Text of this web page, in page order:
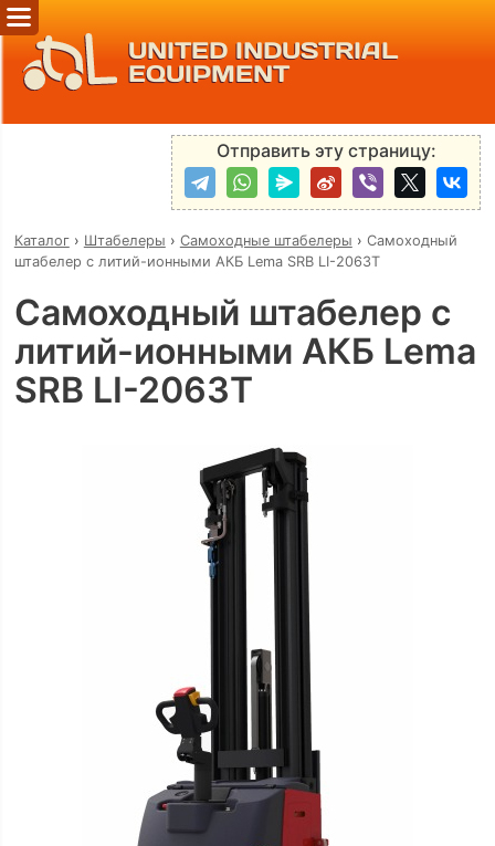
UNITED INDUSTRIAL
EQUIPMENT
Отправить эту страницу:
Каталог› Штабелеры › Самоходные штабелеры › Самоходный
штабелер с литий-ионными АКБ Lema SRB LI-2063Т
Самоходный штабелер с
литий-ионными АКБ Lema
SRB LI-2063Т